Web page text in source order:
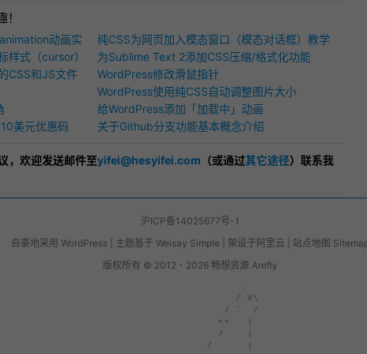
动画实
纯CSS为网页加入模态窗口（模态对话框）教学
样式（cursor）
为Sublime Text 2添加CSS压缩/格式化功能
CSS和JS文件
WordPress修改滑鼠指针
WordPress使用纯CSS自动调整图片大小
给WordPress添加「加载中」动画
美元优惠码
关于Github分支功能基本概念介绍
，欢迎发送邮件至yifei@hesyifei.com （或通过其它途径）联系我
沪ICP备14025677号-1
自豪地采用 WordPress| 主题基于 Weisay Simple 架设于 阿里云
站点地图
版权所有 © 2012 - 2026 畅想资源 Arefly
                     .
                    / V\
                  / `  /
                 <<   |
                 /    |
               /      |